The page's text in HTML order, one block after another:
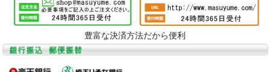
豊富な決済方法だから便利